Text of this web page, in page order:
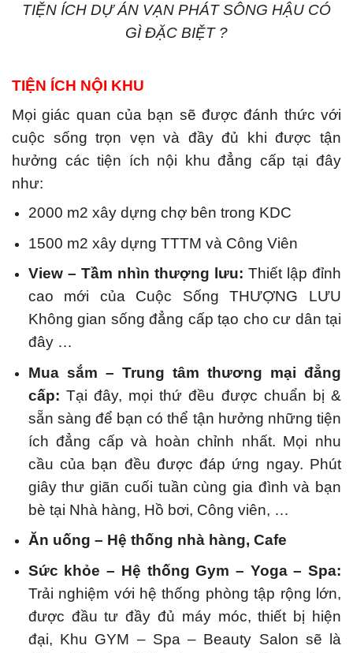
TIỆN ÍCH DỰ ÁN VẠN PHÁT SÔNG HẬU CÓ
GÌ ĐẶC BIỆT ?
TIỆN ÍCH NỘI KHU
Mọi giác quan của bạn sẽ được đánh thức với
cuộc sống trọn vẹn và đầy đủ khi được tận
hưởng các tiện ích nội khu đẳng cấp tại đây
như:
2000 m2 xây dựng chợ bên trong KDC
1500 m2 xây dựng TTTM và Công Viên
View – Tầm nhìn thượng lưu: Thiết lập đỉnh
cao mới của Cuộc Sống THƯỢNG LƯU
Không gian sống đẳng cấp tạo cho cư dân tại
đây …
Mua sắm – Trung tâm thương mại đẳng
cấp: Tại đây, mọi thứ đều được chuẩn bị &
sẵn sàng để bạn có thể tận hưởng những tiện
ích đẳng cấp và hoàn chỉnh nhất. Mọi nhu
cầu của bạn đều được đáp ứng ngay. Phút
giây thư giãn cuối tuần cùng gia đình và bạn
bè tại Nhà hàng, Hồ bơi, Công viên, …
Ăn uống – Hệ thống nhà hàng, Cafe
Sức khỏe – Hệ thống Gym – Yoga – Spa:
Trải nghiệm với hệ thống phòng tập rộng lớn,
được đầu tư đầy đủ máy móc, thiết bị hiện
đại, Khu GYM – Spa – Beauty Salon sẽ là